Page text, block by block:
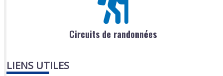
Circuits de randonnées
LIENS UTILES